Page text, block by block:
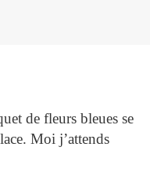
de fleurs bleues se
Moi j’attends